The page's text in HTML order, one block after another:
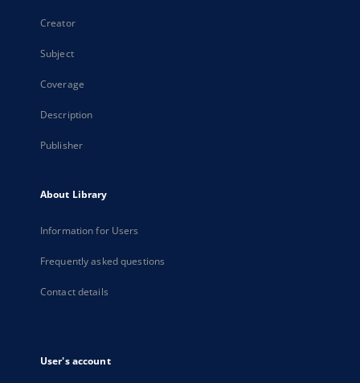
Creator
Subject
Coverage
Description
Publisher
About Library
Information for Users
Frequently asked questions
Contact details
User's account